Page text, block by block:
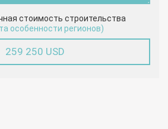
стоимость строительства
особенности регионов)
259 250 USD